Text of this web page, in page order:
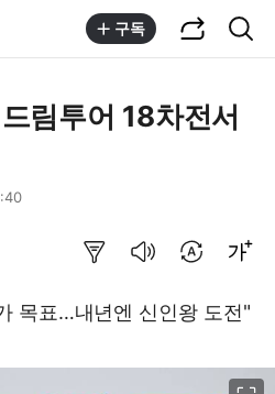
구독
림투어 18차전서
목표…내년엔 신인왕 도전"